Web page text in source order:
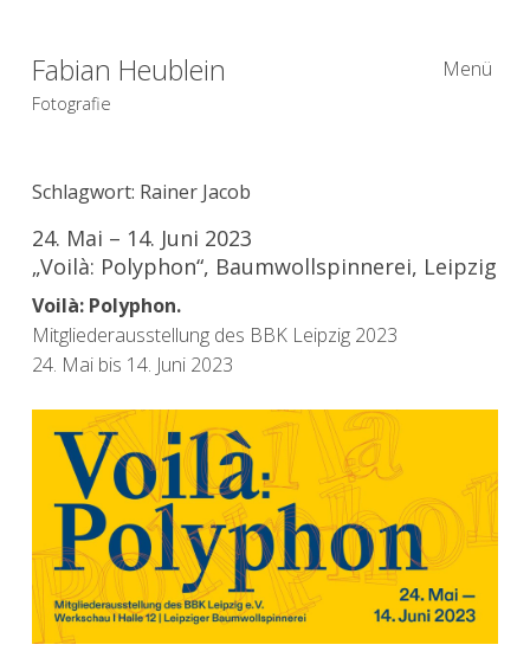
Fabian Heublein
Fotografie
Menü
Schlagwort: Rainer Jacob
24. Mai – 14. Juni 2023
„Voilà: Polyphon“, Baumwollspinnerei, Leipzig
Voilà: Polyphon.
Mitgliederausstellung des BBK Leipzig 2023
24. Mai bis 14. Juni 2023